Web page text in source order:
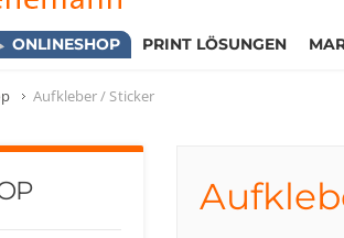
ONLINESHOP PRINT LÖSUNGEN
Aufkleber / Sticker